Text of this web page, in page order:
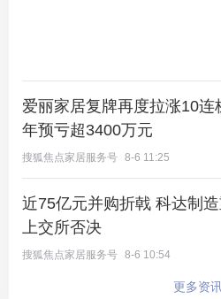
爱丽家居复牌再度拉涨10连
年预亏超3400万元
搜狐焦点家居服务号 8-6 11:25
近75亿元并购折戟 科达制
上交所否决
搜狐焦点家居服务号 8-6 10:54
更多资